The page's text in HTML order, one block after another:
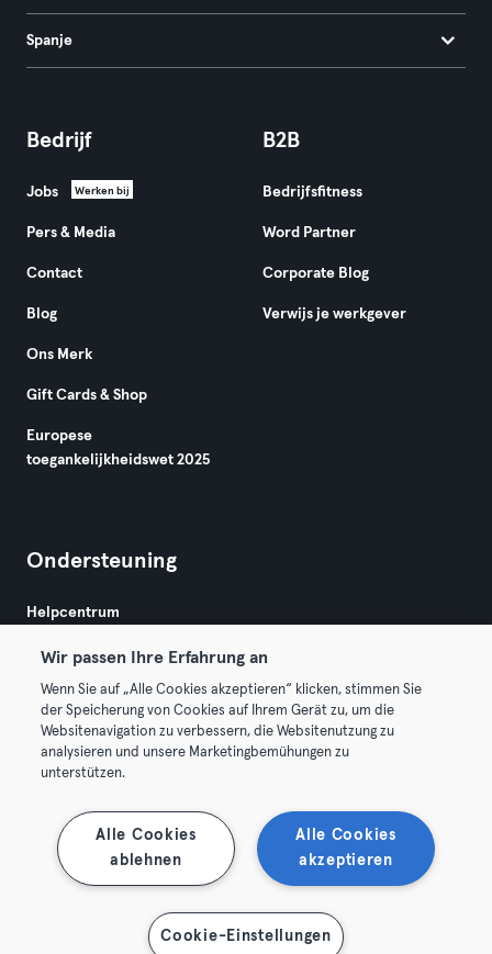
Spanje
Bedrijf
Jobs Werken bij
Pers & Media
Contact
Blog
Ons Merk
Gift Cards & Shop
Europese
toegankelijkheidswet 2025
B2B
Bedrijfsfitness
Word Partner
Corporate Blog
Verwijs je werkgever
Ondersteuning
Helpcentrum
Algemene Voorwaarden
Membership opzeggen Trek hier je contract terug
Wir passen Ihre Erfahrung an
Wenn Sie auf „Alle Cookies akzeptieren“ klicken, stimmen Sie
der Speicherung von Cookies auf Ihrem Gerät zu, um die
Websitenavigation zu verbessern, die Websitenutzung zu
analysieren und unsere Marketingbemühungen zu
unterstützen.
Alle Cookies
akzeptieren
Alle Cookies
ablehnen
Cookie-Einstellungen